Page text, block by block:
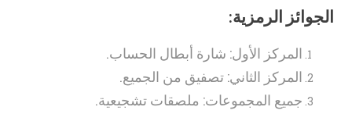
الجوائز الرمزية:
المركز الأول: شارة أبطال الحساب.
المركز الثاني: تصفيق من الجميع.
جميع المجموعات: ملصقات تشجيعية.